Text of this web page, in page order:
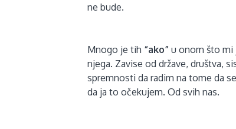
ne bude.
Mnogo je tih “ako” u onom što mi
njega. Zavise od države, društva,
spremnosti da radim na tome da
da ja to očekujem. Od svih nas.